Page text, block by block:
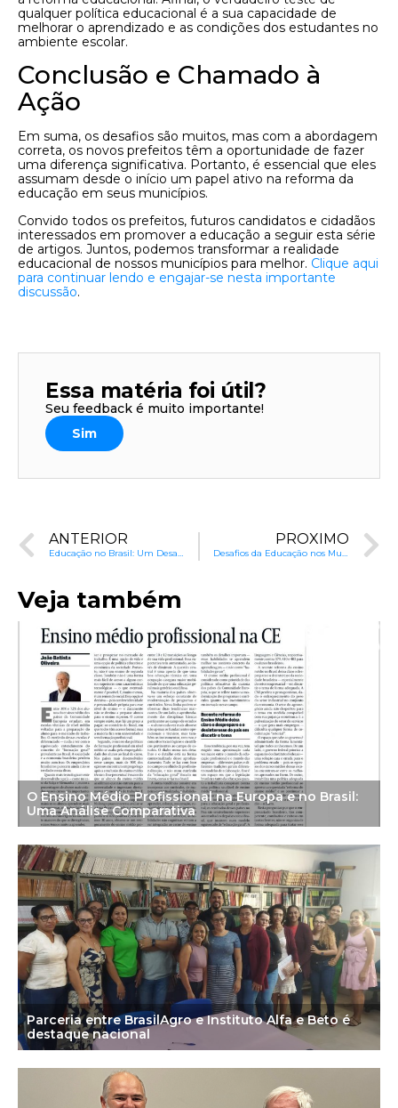
qualquer política educacional é a sua capacidade de
melhorar o aprendizado e as condições dos estudantes no
ambiente escolar.
Conclusão e Chamado à
Ação
Em suma, os desafios são muitos, mas com a abordagem
correta, os novos prefeitos têm a oportunidade de fazer
uma diferença significativa. Portanto, é essencial que eles
assumam desde o início um papel ativo na reforma da
educação em seus municípios.
Convido todos os prefeitos, futuros candidatos e cidadãos
interessados em promover a educação a seguir esta série
de artigos. Juntos, podemos transformar a realidade
educacional de nossos municípios para melhor. Clique aqui
para continuar lendo e engajar-se nesta importante
discussão.
Essa matéria foi útil?
Seu feedback é muito importante!
Sim
ANTERIOR PRÓXIMO
Veja também
O Ensino Médio Profissional na Europa e no Brasil:
Uma Análise Comparativa
Parceria entre BrasilAgro e Instituto Alfa e Beto é
destaque nacional